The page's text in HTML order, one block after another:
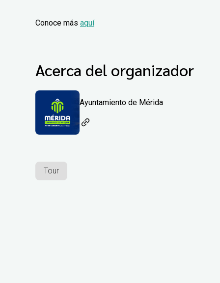
Conoce más aquí
Acerca del organizador
Ayuntamiento de Mérida
Tour